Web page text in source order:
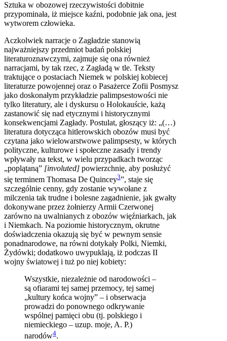
Sztuka w obozowej rzeczywistości dobitnie
przypominała, iż miejsce kaźni, podobnie jak ona, jest
wytworem człowieka.
Aczkolwiek narracje o Zagładzie stanowią
najważniejszy przedmiot badań polskiej
literaturoznawczymi, zajmuje się ona również
narracjami, by tak rzec, z Zagładą w tle. Teksty
traktujące o postaciach Niemek w polskiej kobiecej
literaturze powojennej oraz o Pasażerce Zofii Posmysz
jako doskonałym przykładzie palimpsestowości nie
tylko literatury, ale i dyskursu o Holokauście, każą
zastanowić się nad etycznymi i historycznymi
konsekwencjami Zagłady. Postulat, głoszący iż: „(…)
literatura dotycząca hitlerowskich obozów musi być
czytana jako wielowarstwowe palimpsesty, w których
polityczne, kulturowe i społeczne zasady i trendy
wpływały na tekst, w wielu przypadkach tworząc
„poplątaną” [involuted] powierzchnię, aby posłużyć
się terminem Thomasa De Quincey3”, staje się
szczególnie cenny, gdy zostanie wywołane z
milczenia tak trudne i bolesne zagadnienie, jak gwałty
dokonywane przez żołnierzy Armii Czerwonej
zarówno na uwalnianych z obozów więźniarkach, jak
i Niemkach. Na poziomie historycznym, okrutne
doświadczenia okazują się być w pewnym sensie
ponadnarodowe, na równi dotykały Polki, Niemki,
Żydówki; dodatkowo uwypuklają, iż podczas II
wojny światowej i tuż po niej kobiety:
Wszystkie, niezależnie od narodowości –
są ofiarami tej samej przemocy, tej samej
„kultury końca wojny” – i obserwacja
prowadzi do ponownego odkrywanie
wspólnej pamięci obu (tj. polskiego i
niemieckiego – uzup. moje, A. P.)
narodów4.